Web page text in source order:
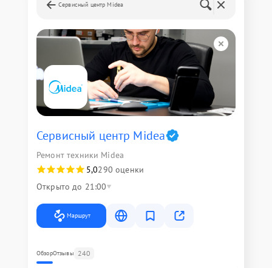
Сервисный центр Midea
Сервисный центр Midea
Ремонт техники Midea
5,0290 оценки
Открыто до 21:00
Маршрут
ОбзорОтзывы 240